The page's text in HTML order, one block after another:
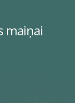
maiņai